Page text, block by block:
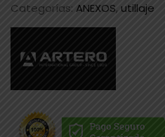
Categorías: ANEXOS, utillaje